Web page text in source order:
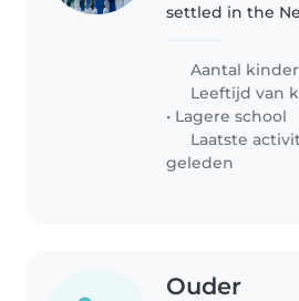
settled in the
are happy,
well adjusted.
knit and loving.
Aantal
Leeftijd van
• Lagere school
Laatste
geleden
Ouder